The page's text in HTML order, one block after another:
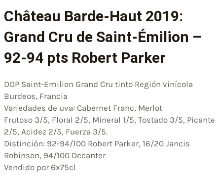
Château Barde-Haut 2019:
Grand Cru de Saint-Émilion –
92-94 pts Robert Parker
DOP Saint-Emilion Grand Cru tinto Región vinícola
Burdeos, Francia
Variedades de uva: Cabernet Franc, Merlot
Frutoso 3/5, Floral 2/5, Mineral 1/5, Tostado 3/5, Picante
2/5, Acidez 2/5, Fuerza 3/5.
Distinción: 92-94/100 Robert Parker, 16/20 Jancis
Robinson, 94/100 Decanter
Vendido por 6x75cl